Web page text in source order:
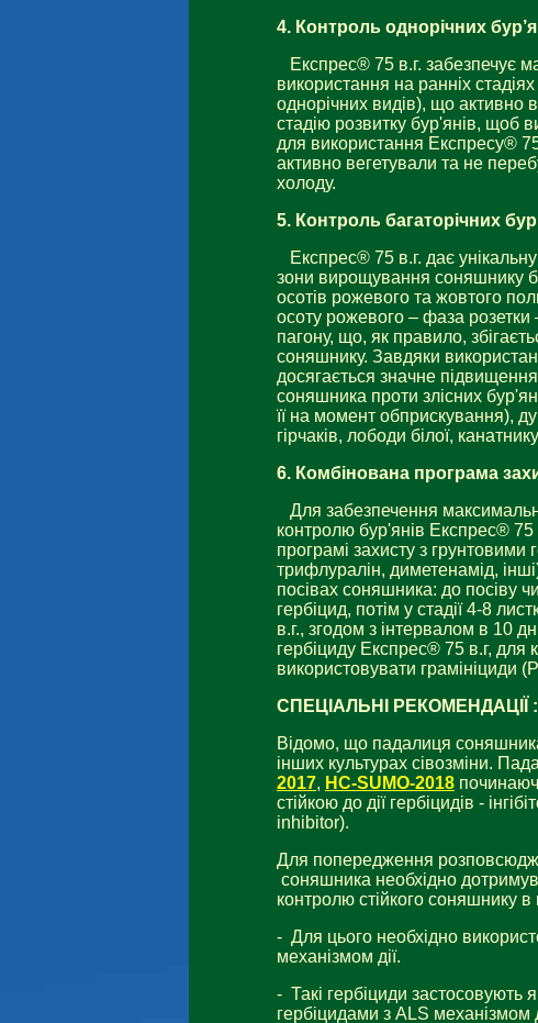
4. Контроль однорічних
Експрес® 75 в.г. забезпечує
використання на ранніх
однорічних видів), що активно
стадію розвитку бур'янів, щоб
для використання Експресу®
активно вегетували та не
холоду.
5. Контроль багаторічних
Експрес® 75 в.г. дає
зони вирощування соняшнику
осотів рожевого та жовтого
осоту рожевого – фаза
пагону, що, як правило,
соняшнику. Завдяки
досягається значне
соняшника проти злісних
її на момент обприскування),
гірчаків, лободи білої,
6. Комбінована програма
Для забезпечення
контролю бур'янів Експрес®
програмі захисту з
трифлуралін, диметенамід,
посівах соняшника: до посіву
гербіцид, потім у стадії 4-8
в.г., згодом з інтервалом в 10
гербіциду Експрес® 75 в.г, для
використовувати грамініциди
СПЕЦІАЛЬНІ РЕКОМЕНДАЦІЇ
Відомо, що падалиця
інших культурах сівозміни.
2017, НС-SUMO-2018
стійкою до дії гербіцидів -
inhibitor).
Для попередження
соняшника необхідно
контролю стійкого соняшнику в
- Для цього необхідно
механізмом дії.
- Такі гербіциди застосовують
гербіцидами з ALS механізмом